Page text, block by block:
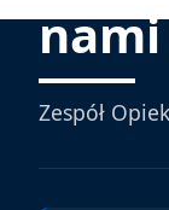
nami
Zespół